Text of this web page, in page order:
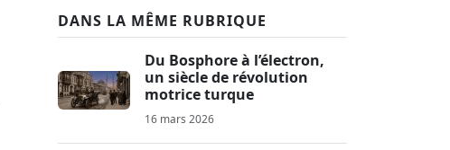
DANS LA MÊME RUBRIQUE
Du Bosphore à l’électron,
un siècle de révolution
motrice turque
16 mars 2026